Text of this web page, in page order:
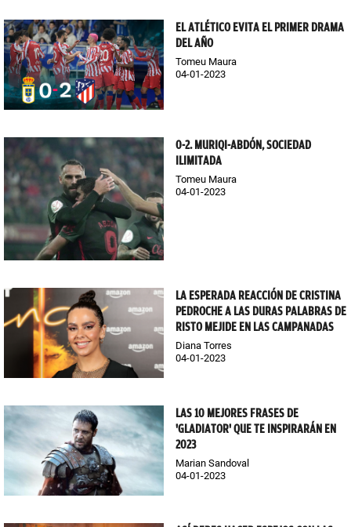
EL ATLÉTICO EVITA EL PRIMER DRAMA
DEL AÑO
Tomeu Maura
04-01-2023
0-2. MURIQI-ABDÓN, SOCIEDAD
ILIMITADA
Tomeu Maura
04-01-2023
LA ESPERADA REACCIÓN DE CRISTINA
PEDROCHE A LAS DURAS PALABRAS DE
RISTO MEJIDE EN LAS CAMPANADAS
Diana Torres
04-01-2023
LAS 10 MEJORES FRASES DE
'GLADIATOR' QUE TE INSPIRARÁN EN
2023
Marian Sandoval
04-01-2023